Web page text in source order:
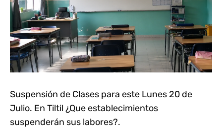
Suspensión de Clases para este Lunes 20 de
Julio. En Tiltil ¿Que establecimientos
suspenderán sus labores?.